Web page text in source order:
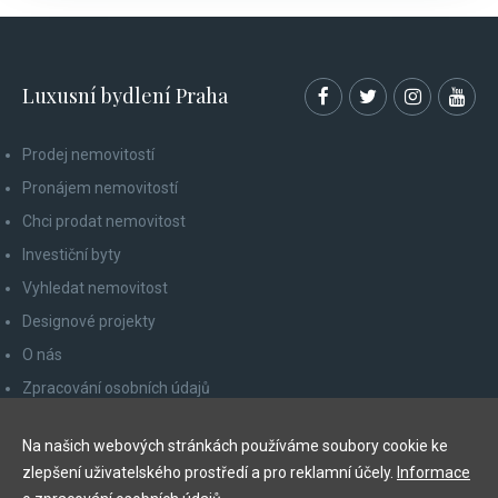
Luxusní bydlení Praha
Prodej nemovitostí
Pronájem nemovitostí
Chci prodat nemovitost
Investiční byty
Vyhledat nemovitost
Designové projekty
O nás
Zpracování osobních údajů
Odhlášení z newsletteru
Na našich webových stránkách používáme soubory cookie ke
zlepšení uživatelského prostředí a pro reklamní účely. Informace